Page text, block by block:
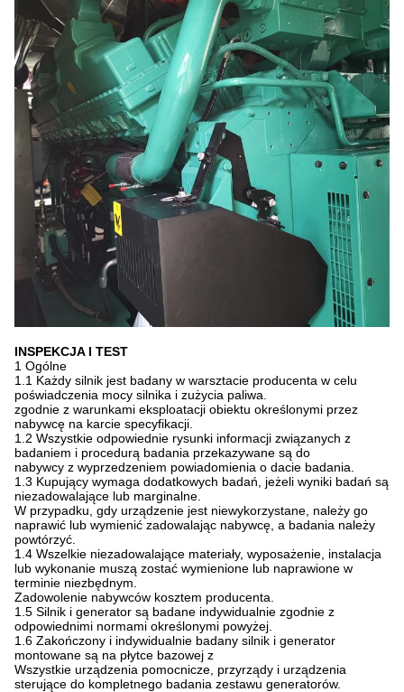
INSPEKCJA I TEST
1 Ogólne
1.1 Każdy silnik jest badany w warsztacie producenta w celu
poświadczenia mocy silnika i zużycia paliwa.
zgodnie z warunkami eksploatacji obiektu określonymi przez
nabywcę na karcie specyfikacji.
1.2 Wszystkie odpowiednie rysunki informacji związanych z
badaniem i procedurą badania przekazywane są do
nabywcy z wyprzedzeniem powiadomienia o dacie badania.
1.3 Kupujący wymaga dodatkowych badań, jeżeli wyniki badań są
niezadowalające lub marginalne.
W przypadku, gdy urządzenie jest niewykorzystane, należy go
naprawić lub wymienić zadowalając nabywcę, a badania należy
powtórzyć.
1.4 Wszelkie niezadowalające materiały, wyposażenie, instalacja
lub wykonanie muszą zostać wymienione lub naprawione w
terminie niezbędnym.
Zadowolenie nabywców kosztem producenta.
1.5 Silnik i generator są badane indywidualnie zgodnie z
odpowiednimi normami określonymi powyżej.
1.6 Zakończony i indywidualnie badany silnik i generator
montowane są na płytce bazowej z
Wszystkie urządzenia pomocnicze, przyrządy i urządzenia
sterujące do kompletnego badania zestawu generatorów.